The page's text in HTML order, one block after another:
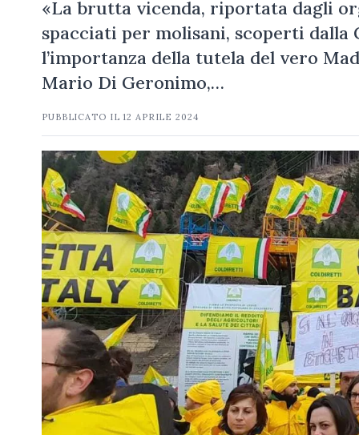
«La brutta vicenda, riportata dagli
spacciati per molisani, scoperti
l’importanza della tutela del vero
Mario Di Geronimo,…
PUBBLICATO IL12 APRILE 2024